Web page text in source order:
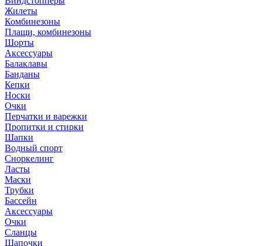
Жилеты
Комбинезоны
Плащи, комбинезоны
Шорты
Аксессуары
Балаклавы
Банданы
Кепки
Носки
Очки
Перчатки и варежки
Пропитки и стирки
Шапки
Водный спорт
Сноркелинг
Ласты
Маски
Трубки
Бассейн
Аксессуары
Очки
Сланцы
Шапочки